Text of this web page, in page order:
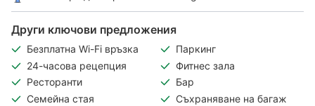
Други ключови предложения
Безплатна Wi-Fi връзка
Паркинг
24-часова рецепция
Фитнес зала
Ресторанти
Бар
Семейна стая
Съхраняване на багаж